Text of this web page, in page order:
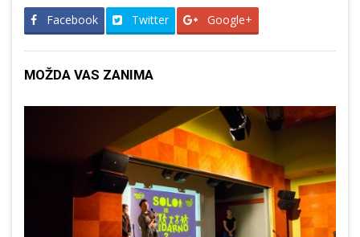
Facebook Twitter Google+
MOŽDA VAS ZANIMA